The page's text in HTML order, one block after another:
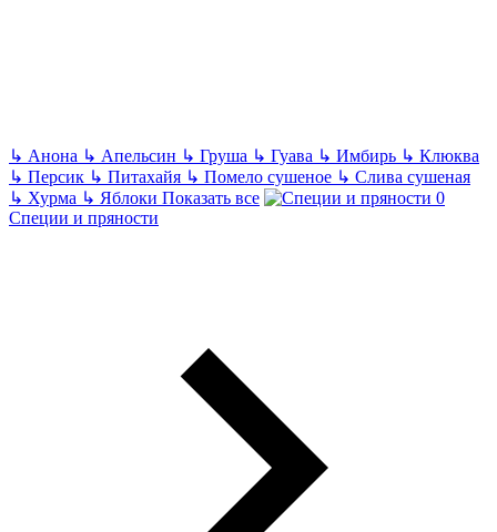
↳ Анона ↳ Апельсин ↳ Груша ↳ Гуава ↳ Имбирь ↳ Клюква
↳ Персик ↳ Питахайя ↳ Помело сушеное ↳ Слива сушеная
↳ Хурма ↳ Яблоки Показать все
Специи и пряности